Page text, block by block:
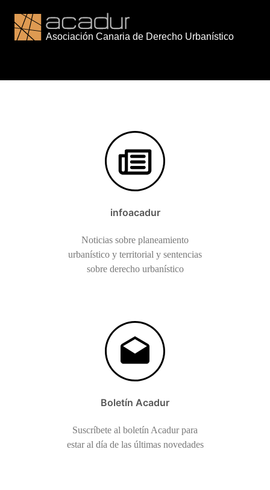
contenido
infoacadur
Noticias sobre planeamiento
urbanístico y territorial y sentencias
sobre derecho urbanístico
Boletín Acadur
Suscríbete al boletín Acadur para
estar al día de las últimas novedades